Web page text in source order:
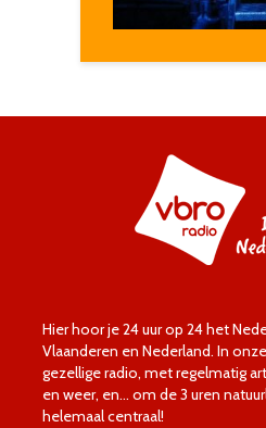
Hier hoor je 24 uur op 24 het
Vlaanderen en Nederland. In
gezellige radio, met regelmatig
en weer, en… om de 3 uren
helemaal centraal!